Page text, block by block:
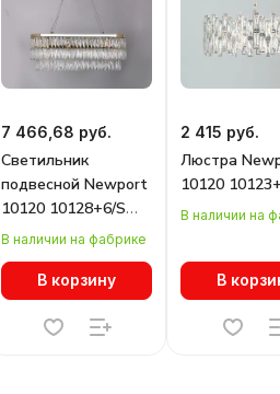
7 466,68 руб.
Светильник
подвесной Newport
10120 10128+6/S
gold
В наличии на фабрике
В корзину
2 415 руб.
Люстра
10120
В наличии на
В